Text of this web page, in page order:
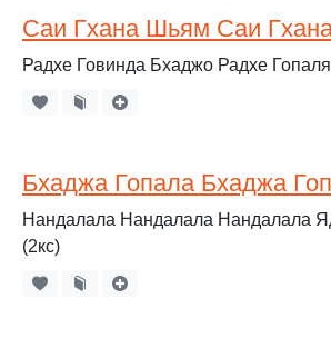
Саи Гхана Шьям Саи
Радхе Говинда Бхаджо Радхе
Бхаджа Гопала Бхаджа
Нандалала Нандалала Нандалала
(2кс)